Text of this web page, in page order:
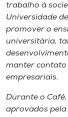
Selecione
o idioma
A-
trabalho à
Universidade
promover o
universitária,
manter contato
empresariais.
Durante o
aprovados